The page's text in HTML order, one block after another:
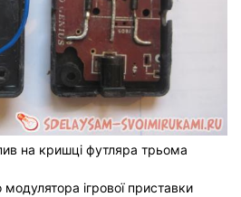
на кришці футляра трьома
ігрової приставки